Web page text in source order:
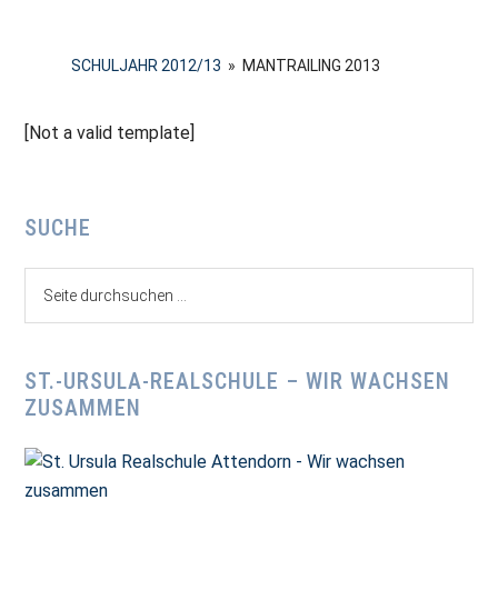
SCHULJAHR 2012/13 » MANTRAILING 2013
[Not a valid template]
Seitenspalte
SUCHE
ST.-URSULA-REALSCHULE – WIR WACHSEN
ZUSAMMEN